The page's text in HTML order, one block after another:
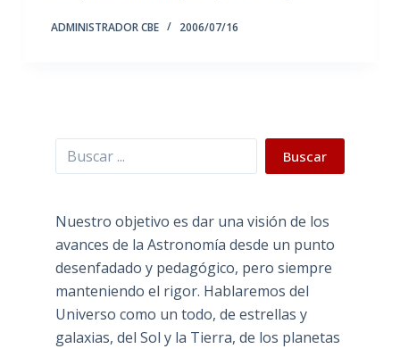
ADMINISTRADOR CBE 2006/07/16
Buscar Buscar
Nuestro objetivo es dar una visión de los
avances de la Astronomía desde un punto
desenfadado y pedagógico, pero siempre
manteniendo el rigor. Hablaremos del
Universo como un todo, de estrellas y
galaxias, del Sol y la Tierra, de los planetas